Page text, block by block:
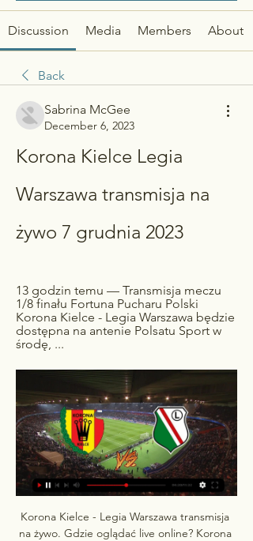
Discussion Media Members About
Back
Sabrina McGee
December 6, 2023
Korona Kielce Legia
Warszawa transmisja na
żywo 7 grudnia 2023
13 godzin temu — Transmisja meczu
1/8 finału Fortuna Pucharu Polski
Korona Kielce - Legia Warszawa będzie
dostępna na antenie Polsatu Sport w
środę, ...
Korona Kielce - Legia Warszawa transmisja
na żywo. Gdzie oglądać live online? ﻿Korona